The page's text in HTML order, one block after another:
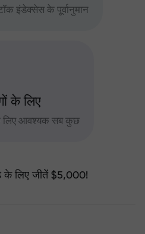
इंडेक्सेस के पूर्वानुमान
के लिए
लिए आवश्यक सब कुछ
के लिए जीतें $5,000!